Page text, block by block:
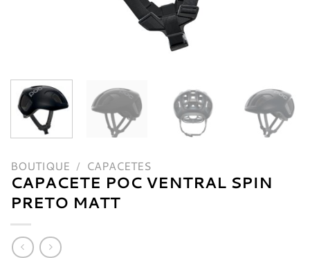
BOUTIQUE / CAPACETES
CAPACETE POC VENTRAL SPIN
PRETO MATT